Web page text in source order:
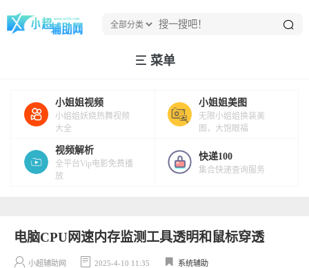
菜单
小姐姐视频
小姐姐妖娆热舞视频
大全
小姐姐美图
无限小姐姐换装美
图，大饱眼福
视频解析
全平台Vip电影免费播
放
快递100
集合快递查询服务
电脑CPU网速内存监测工具透明和鼠标穿透
小超辅助网 2025-4-10 11:35 系统辅助